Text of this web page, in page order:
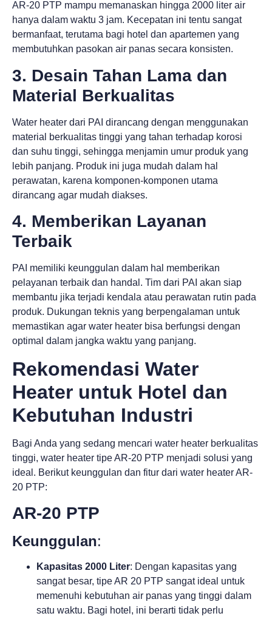
AR-20 PTP mampu memanaskan hingga 2000 liter air
hanya dalam waktu 3 jam. Kecepatan ini tentu sangat
bermanfaat, terutama bagi hotel dan apartemen yang
membutuhkan pasokan air panas secara konsisten.
3. Desain Tahan Lama dan
Material Berkualitas
Water heater dari PAI dirancang dengan menggunakan
material berkualitas tinggi yang tahan terhadap korosi
dan suhu tinggi, sehingga menjamin umur produk yang
lebih panjang. Produk ini juga mudah dalam hal
perawatan, karena komponen-komponen utama
dirancang agar mudah diakses.
4. Memberikan Layanan
Terbaik
PAI memiliki keunggulan dalam hal memberikan
pelayanan terbaik dan handal. Tim dari PAI akan siap
membantu jika terjadi kendala atau perawatan rutin pada
produk. Dukungan teknis yang berpengalaman untuk
memastikan agar water heater bisa berfungsi dengan
optimal dalam jangka waktu yang panjang.
Rekomendasi Water
Heater untuk Hotel dan
Kebutuhan Industri
Bagi Anda yang sedang mencari water heater berkualitas
tinggi, water heater tipe AR-20 PTP menjadi solusi yang
ideal. Berikut keunggulan dan fitur dari water heater AR-
20 PTP:
AR-20 PTP
Keunggulan:
Kapasitas 2000 Liter: Dengan kapasitas yang
sangat besar, tipe AR 20 PTP sangat ideal untuk
memenuhi kebutuhan air panas yang tinggi dalam
satu waktu. Bagi hotel, ini berarti tidak perlu